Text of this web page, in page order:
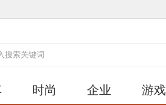
时尚 企业 游戏